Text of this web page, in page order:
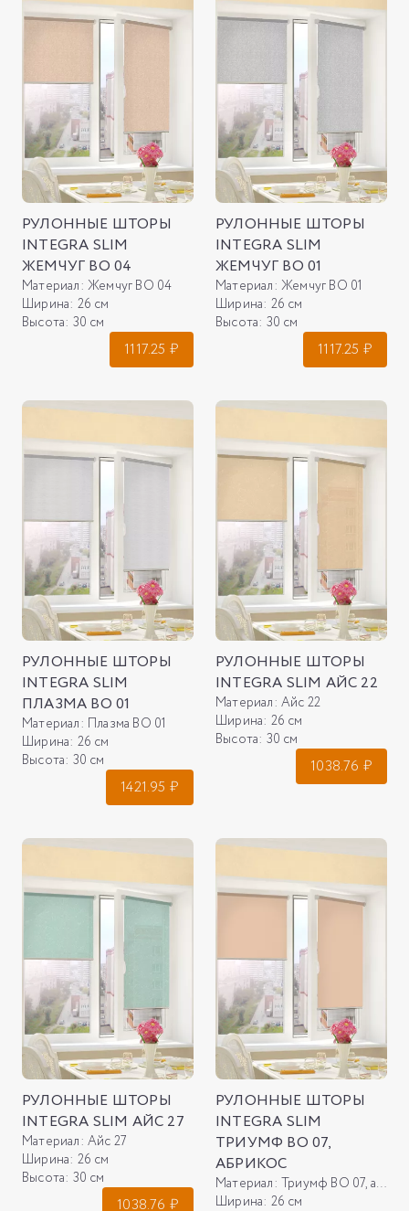
РУЛОННЫЕ ШТОРЫ
INTEGRA SLIM
ЖЕМЧУГ ВО 04
Материал: Жемчуг ВО 04
Ширина: 26 см
Высота: 30 см
1117.25 ₽
РУЛОННЫЕ ШТОРЫ
INTEGRA SLIM
ЖЕМЧУГ ВО 01
Материал: Жемчуг ВО 01
Ширина: 26 см
Высота: 30 см
1117.25 ₽
РУЛОННЫЕ ШТОРЫ
INTEGRA SLIM
ПЛАЗМА ВО 01
Материал: Плазма ВО 01
Ширина: 26 см
Высота: 30 см
1421.95 ₽
РУЛОННЫЕ ШТОРЫ
INTEGRA SLIM АЙС 22
Материал: Айс 22
Ширина: 26 см
Высота: 30 см
1038.76 ₽
РУЛОННЫЕ ШТОРЫ
INTEGRA SLIM АЙС 27
Материал: Айс 27
Ширина: 26 см
Высота: 30 см
1038.76 ₽
РУЛОННЫЕ ШТОРЫ
INTEGRA SLIM
ТРИУМФ ВО 07,
АБРИКОС
Материал: Триумф ВО 07, абрикос
Ширина: 26 см